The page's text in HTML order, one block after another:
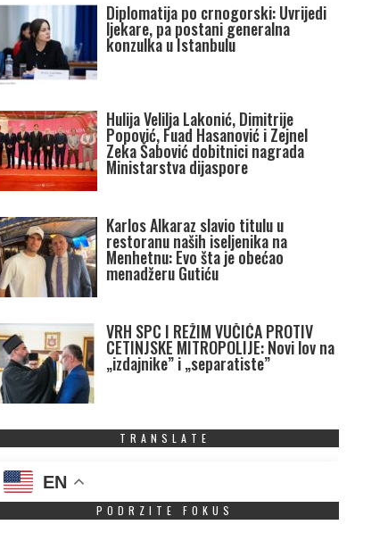
Diplomatija po crnogorski: Uvrijedi
ljekare, pa postani generalna
konzulka u Istanbulu
Hulija Velilja Lakonić, Dimitrije
Popović, Fuad Hasanović i Zejnel
Zeka Šabović dobitnici nagrada
Ministarstva dijaspore
Karlos Alkaraz slavio titulu u
restoranu naših iseljenika na
Menhetnu: Evo šta je obećao
menadžeru Gutiću
VRH SPC I REŽIM VUČIĆA PROTIV
CETINJSKE MITROPOLIJE: Novi lov na
„izdajnike” i „separatiste”
TRANSLATE
EN
PODRZITE FOKUS